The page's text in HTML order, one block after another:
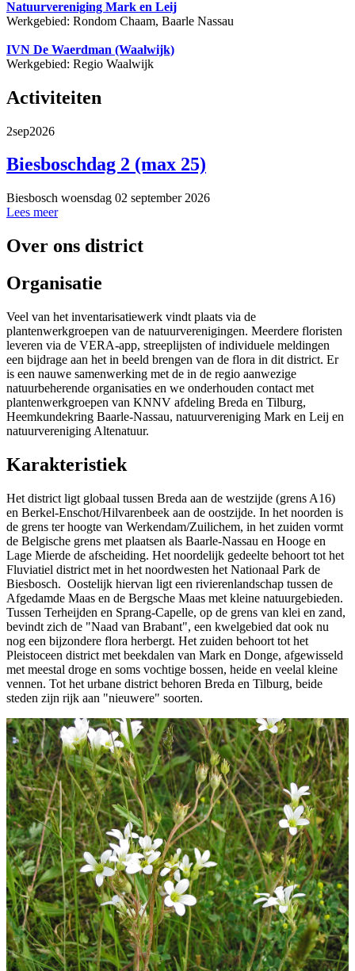
Natuurvereniging Mark en Leij
Werkgebied: Rondom Chaam, Baarle Nassau
IVN De Waerdman (Waalwijk)
Werkgebied: Regio Waalwijk
Activiteiten
2sep2026
Biesboschdag 2 (max 25)
Biesbosch woensdag 02 september 2026
Lees meer
Over ons district
Organisatie
Veel van het inventarisatiewerk vindt plaats via de
plantenwerkgroepen van de natuurverenigingen. Meerdere floristen
leveren via de VERA-app, streeplijsten of individuele meldingen
een bijdrage aan het in beeld brengen van de flora in dit district. Er
is een nauwe samenwerking met de in de regio aanwezige
natuurbeherende organisaties en we onderhouden contact met
plantenwerkgroepen van KNNV afdeling Breda en Tilburg,
Heemkundekring Baarle-Nassau, natuurvereniging Mark en Leij en
natuurvereniging Altenatuur.
Karakteristiek
Het district ligt globaal tussen Breda aan de westzijde (grens A16)
en Berkel-Enschot/Hilvarenbeek aan de oostzijde. In het noorden is
de grens ter hoogte van Werkendam/Zuilichem, in het zuiden vormt
de Belgische grens met plaatsen als Baarle-Nassau en Hooge en
Lage Mierde de afscheiding. Het noordelijk gedeelte behoort tot het
Fluviatiel district met in het noordwesten het Nationaal Park de
Biesbosch. Oostelijk hiervan ligt een rivierenlandschap tussen de
Afgedamde Maas en de Bergsche Maas met kleine natuurgebieden.
Tussen Terheijden en Sprang-Capelle, op de grens van klei en zand,
bevindt zich de "Naad van Brabant", een kwelgebied dat ook nu
nog een bijzondere flora herbergt. Het zuiden behoort tot het
Pleistoceen district met beekdalen van Mark en Donge, afgewisseld
met meestal droge en soms vochtige bossen, heide en veelal kleine
vennen. Tot het urbane district behoren Breda en Tilburg, beide
steden zijn rijk aan "nieuwere" soorten.